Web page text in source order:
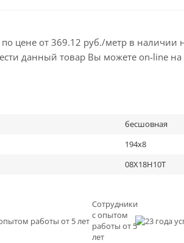
цене от 369.12 руб./метр в наличии
данный товар Вы можете on-line
бесшовная
194х8
08Х18Н10Т
Сотрудники
с опытом
работы от 5
лет